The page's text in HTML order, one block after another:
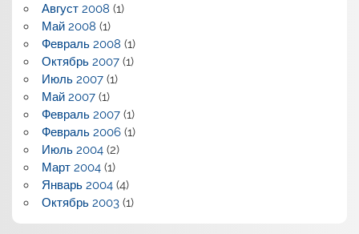
Август 2008 (1)
Май 2008 (1)
Февраль 2008 (1)
Октябрь 2007(1)
Июль 2007(1)
Май 2007(1)
Февраль 2007(1)
Февраль 2006(1)
Июль 2004(2)
Март 2004(1)
Январь 2004(4)
Октябрь 2003(1)